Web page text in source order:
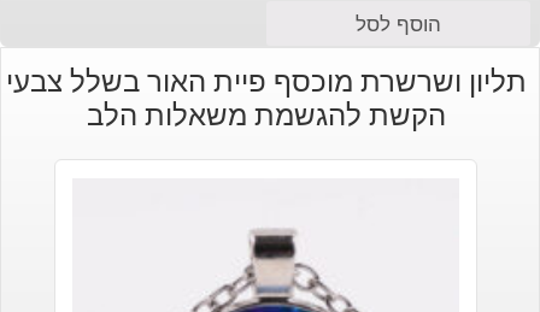
המקורי
היה:
הנוכחי
הוא:
הוסף לסל
תליון ושרשרת מוכסף פיית האור בשלל צבעי
הקשת להגשמת משאלות הלב